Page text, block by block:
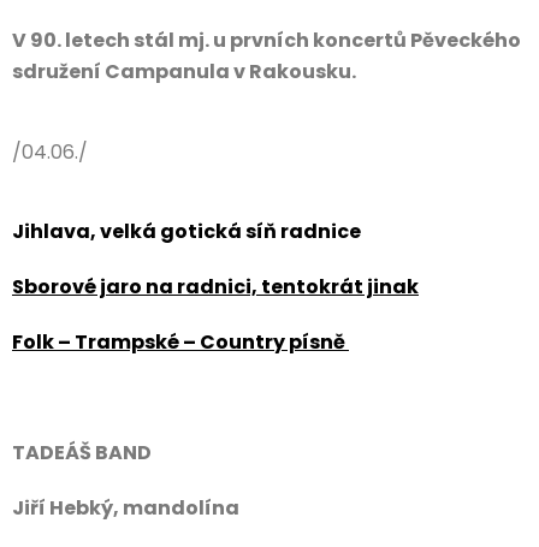
V 90. letech stál mj. u prvních koncertů Pěveckého
sdružení Campanula v Rakousku.
/04.06./
Jihlava, velká gotická síň radnice
Sborové jaro na radnici, tentokrát jinak
Folk – Trampské – Country písně
TADEÁŠ BAND
Jiří Hebký, mandolína